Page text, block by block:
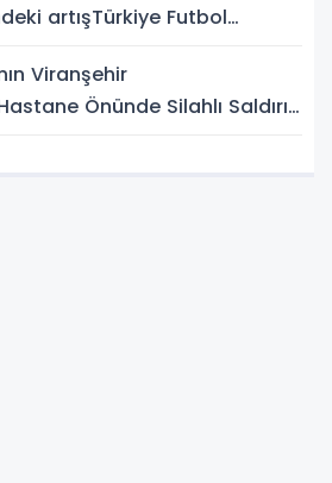
artışTürkiye Futbol
Viranşehir
Önünde Silahlı Saldırı: